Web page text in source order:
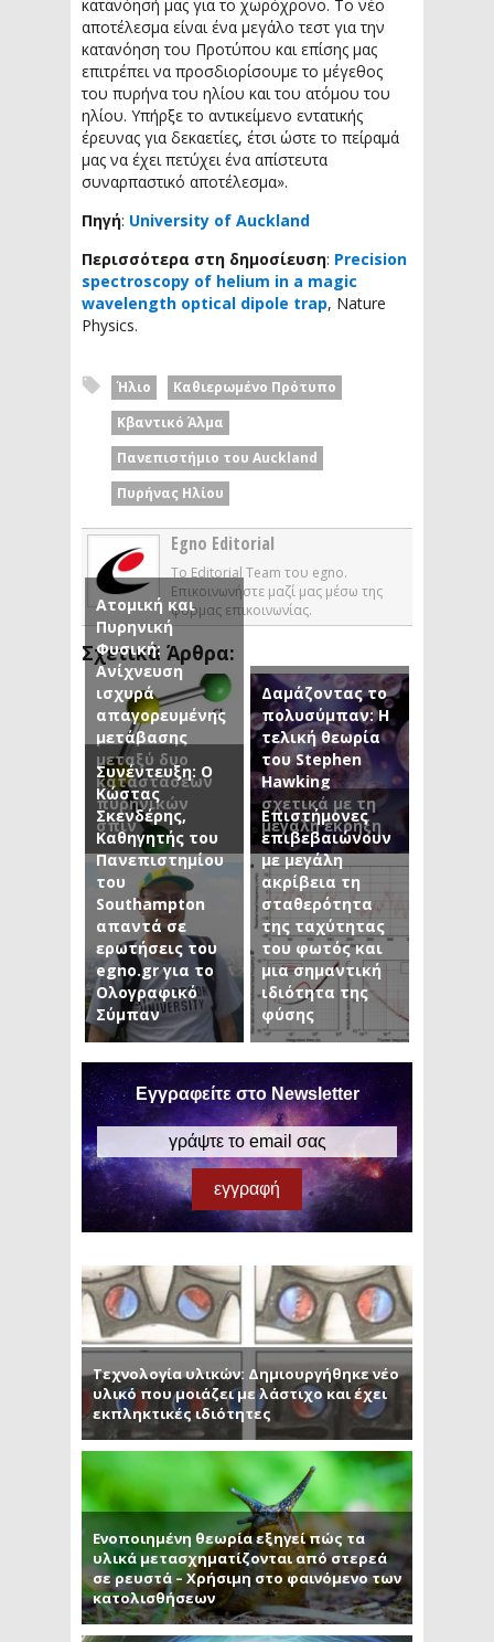
κατανόησή μας για το χωρόχρονο. Το νέο
αποτέλεσμα είναι ένα μεγάλο τεστ για την
κατανόηση του Προτύπου και επίσης μας
επιτρέπει να προσδιορίσουμε το μέγεθος
του πυρήνα του ηλίου και του ατόμου του
ηλίου. Υπήρξε το αντικείμενο εντατικής
έρευνας για δεκαετίες, έτσι ώστε το πείραμά
μας να έχει πετύχει ένα απίστευτα
συναρπαστικό αποτέλεσμα».
Πηγή: University of Auckland
Περισσότερα στη δημοσίευση: Precision
spectroscopy of helium in a magic
wavelength optical dipole trap, Nature
Physics.
Ήλιο
Καθιερωμένο Πρότυπο
Κβαντικό Άλμα
Πανεπιστήμιο του Auckland
Πυρήνας Ηλίου
Egno Editorial
Το Editorial Team του egno.
Επικοινωνήστε μαζί μας μέσω της
φόρμας επικοινωνίας.
Σχετικά Άρθρα:
Ατομική και
Πυρηνική
Φυσική:
Ανίχνευση
ισχυρά
απαγορευμένης
μετάβασης
μεταξύ δυο
καταστάσεων
πυρηνικών
σπιν
Δαμάζοντας το
πολυσύμπαν: Η
τελική θεωρία
του Stephen
Hawking
σχετικά με τη
μεγάλη έκρηξη
Συνέντευξη: Ο
Κώστας
Σκενδέρης,
Καθηγητής του
Πανεπιστημίου
του
Southampton
απαντά σε
ερωτήσεις του
egno.gr για το
Ολογραφικό
Σύμπαν
Επιστήμονες
επιβεβαιώνουν
με μεγάλη
ακρίβεια τη
σταθερότητα
της ταχύτητας
του φωτός και
μια σημαντική
ιδιότητα της
φύσης
Εγγραφείτε στο Newsletter
Τεχνολογία υλικών: Δημιουργήθηκε νέο
υλικό που μοιάζει με λάστιχο και έχει
εκπληκτικές ιδιότητες
Ενοποιημένη θεωρία εξηγεί πώς τα
υλικά μετασχηματίζονται από στερεά
σε ρευστά – Χρήσιμη στο φαινόμενο των
κατολισθήσεων